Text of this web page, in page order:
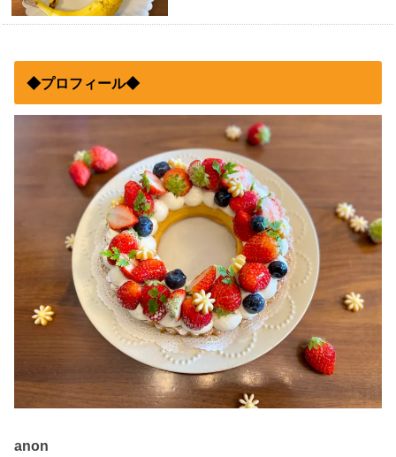
◆プロフィール◆
anon